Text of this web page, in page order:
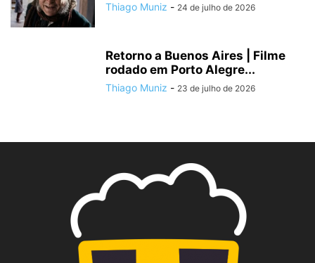
Thiago Muniz - 24 de julho de 2026
Retorno a Buenos Aires | Filme
rodado em Porto Alegre...
Thiago Muniz - 23 de julho de 2026